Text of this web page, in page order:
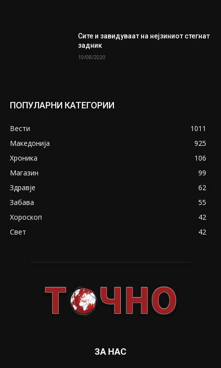
Сите и завидуваат на нејзиниот стегнат
задник
10/08/2020
ПОПУЛАРНИ КАТЕГОРИИ
Вести
1011
Македонија
925
Хроника
106
Магазин
99
Здравје
62
Забава
55
Хороскоп
42
Свет
42
ЗА НАС